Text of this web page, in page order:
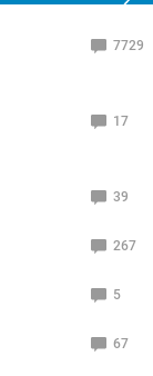
7729
17
39
267
5
67